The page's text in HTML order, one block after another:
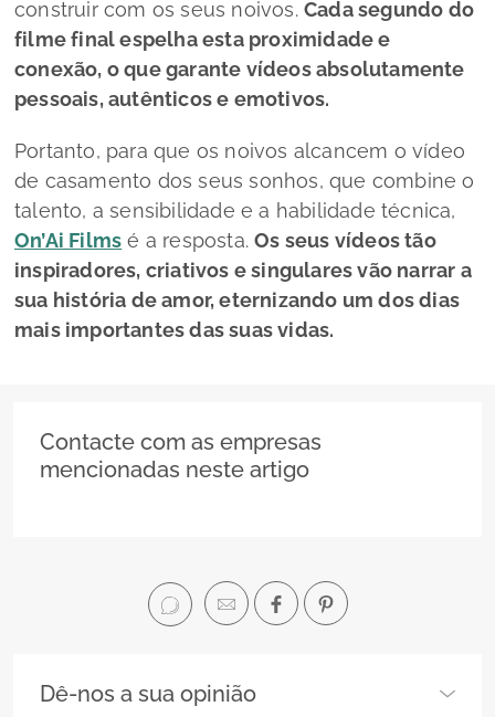
construir com os seus noivos. Cada segundo do
filme final espelha esta proximidade e
conexão, o que garante vídeos absolutamente
pessoais, autênticos e emotivos.
Portanto, para que os noivos alcancem o vídeo
de casamento dos seus sonhos, que combine o
talento, a sensibilidade e a habilidade técnica,
On’Ai Films é a resposta.Os seus vídeos tão
inspiradores, criativos e singulares vão narrar a
sua história de amor, eternizando um dos dias
mais importantes das suas vidas.
Contacte com as empresas
mencionadas neste artigo
Dê-nos a sua opinião